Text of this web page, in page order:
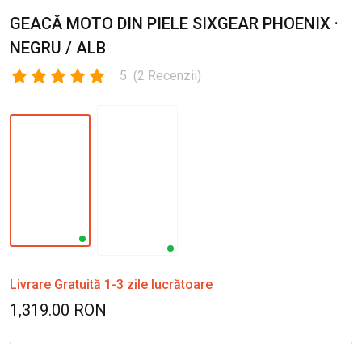
GEACĂ MOTO DIN PIELE SIXGEAR PHOENIX ·
NEGRU / ALB
5 (2 Recenzii)
Livrare Gratuită 1-3 zile lucrătoare
1,319.00 RON